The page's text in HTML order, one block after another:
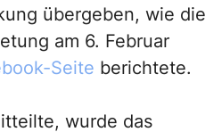
übergeben, wie die
am 6. Februar
Seite berichtete.
wurde das